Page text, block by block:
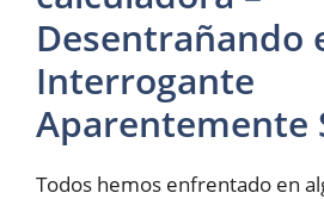
Desentrañando
Interrogante
Aparentemente
Todos hemos enfrentado en